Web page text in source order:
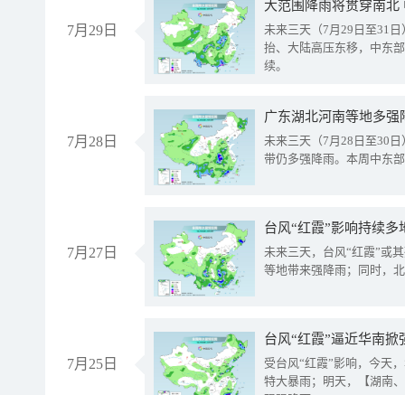
7月29日
大范围降雨将贯穿南
未来三天（7月29日至31
抬、大陆高压东移，中东
续。
7月28日
广东湖北河南等地多
未来三天（7月28日至30
带仍多强降雨。本周中东
7月27日
台风“红霞”影响持续
未来三天，台风“红霞”或
等地带来强降雨；同时，
7月25日
台风“红霞”逼近华南
受台风“红霞”影响，今天
特大暴雨；明天，【湖南